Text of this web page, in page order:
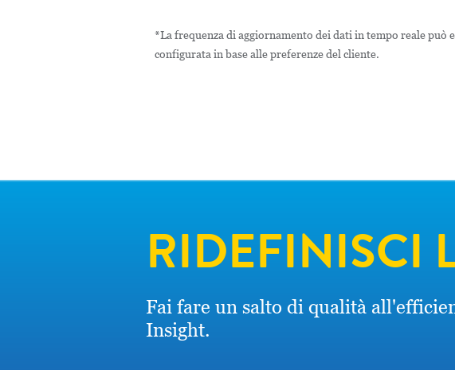
*La frequenza di aggiornamento dei dati in tempo reale può
configurata in base alle preferenze del cliente.
RIDEFINISCI
Fai fare un salto di qualità
Insight.